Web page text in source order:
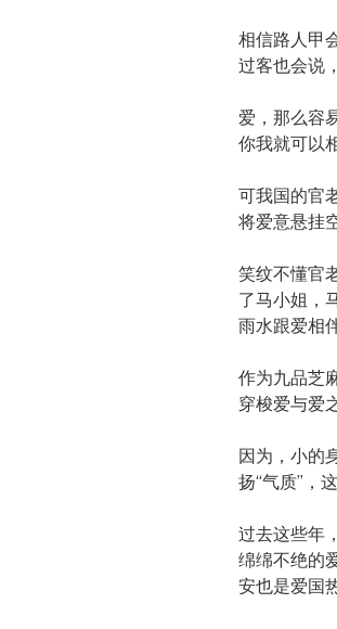
相信路人甲
过客也会说
爱，那么容
你我就可以
可我国的官
将爱意悬挂
笑纹不懂官
了马小姐，
雨水跟爱相
作为九品芝
穿梭爱与爱
因为，小的
扬“气质”，
过去这些年
绵绵不绝的
安也是爱国